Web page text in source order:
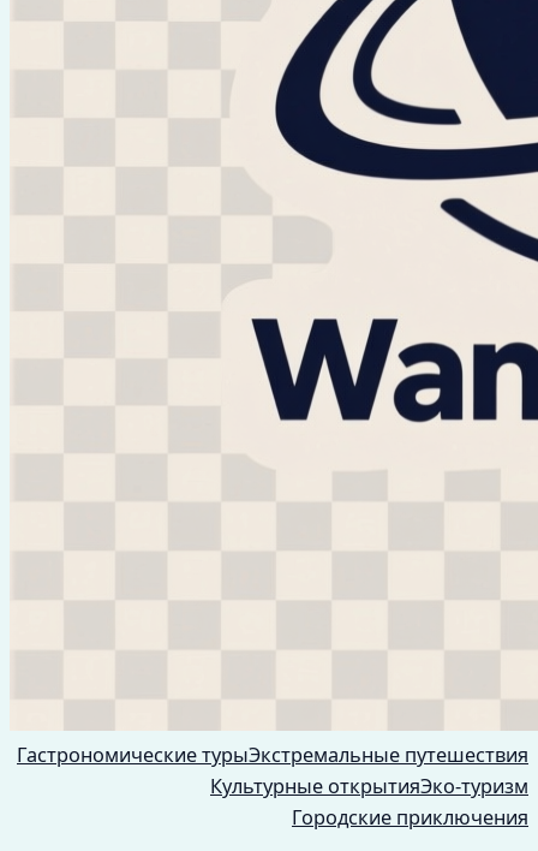
Гастрономические турыЭкстремальные путешествия
Культурные открытияЭко-туризм
Городские приключения